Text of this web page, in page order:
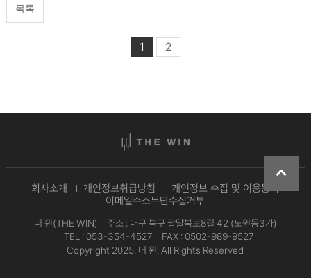
목록
1 2
회사소개 개인정보취급방침
개인정보 수집 및 이용동의
이메일주소무단수집거부
더 윈(THE WIN)
주소 : 대구 북구 팔달북로8길 42 (노원동3가)
TEL : 053-354-4527
FAX : 0502-989-9527
Copyright 2025. 더 윈. All Rights Reserved